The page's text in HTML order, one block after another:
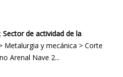
Sector de actividad de la
Metalurgia y mecánica > Corte
Arenal Nave 2...